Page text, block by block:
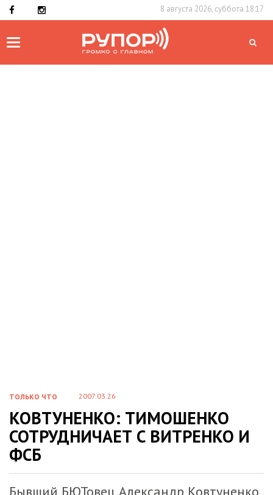
8 августа 2026, суббота 18:17
Toggle
ТОЛЬКО ЧТО 2007.03.26
КОВТУНЕНКО: ТИМОШЕНКО
СОТРУДНИЧАЕТ С ВИТРЕНКО И
ФСБ
Бывший БЮТовец Александр Ковтуненко